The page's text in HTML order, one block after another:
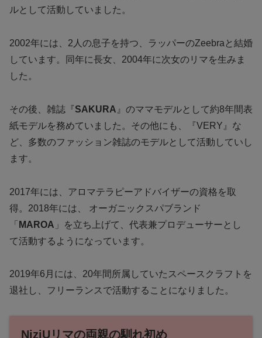
ルとして活動していました。
2002年には、2人の息子を持つ、ラッパーのZeebraと結婚
しています。同年に長女、2004年に次女のリマを生みま
した。
その後、雑誌『SAKURA 』のママモデルとして約8年間表
紙モデルを務めていました。その他にも、『VERY』な
ど、多数のファッション雑誌のモデルとして活動していし
ます。
2017年には、アロマテラピーアドバイザーの資格を取
得。2018年には、 オーガニックスパブランド
「 MAROA 」を立ち上げて、代表兼プロデューサーとし
て活動するようになっています。
2019年6月には、20年間所属していたスペースクラフトを
退社し、フリーランスで活動することになりました。
NiziUリマの両親の馴れ初め